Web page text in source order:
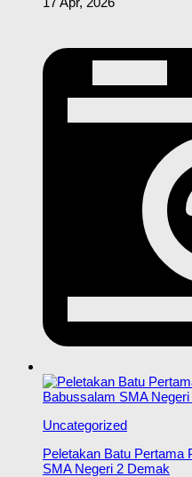
Uncategorized
Peletakan Batu Pertama
SMA Negeri 2 Demak